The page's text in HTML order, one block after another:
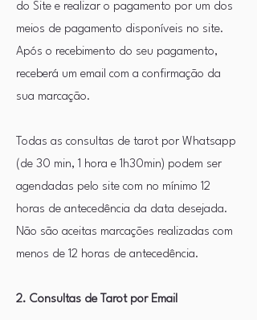
do Site e realizar o pagamento por um dos
meios de pagamento disponíveis no site.
Após o recebimento do seu pagamento,
receberá um email com a confirmação da
sua marcação.
Todas as consultas de tarot por Whatsapp
(de 30 min, 1 hora e 1h30min) podem ser
agendadas pelo site com no mínimo 12
horas de antecedência da data desejada.
Não são aceitas marcações realizadas com
menos de 12 horas de antecedência.
2. Consultas de Tarot por Email